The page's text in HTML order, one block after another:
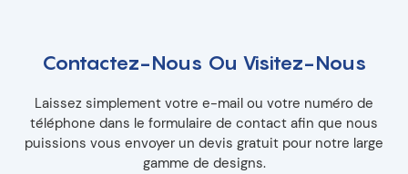
Contactez-Nous Ou Visitez-Nous
Laissez simplement votre e-mail ou votre numéro de
téléphone dans le formulaire de contact afin que nous
puissions vous envoyer un devis gratuit pour notre large
gamme de designs.